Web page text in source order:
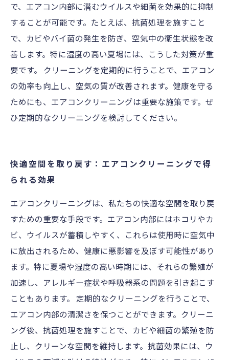
で、エアコン内部に潜むウイルスや細菌を効果的に抑制
することが可能です。たとえば、抗菌処理を施すこと
で、カビやバイ菌の発生を防ぎ、空気中の衛生状態を改
善します。特に湿度の高い夏場には、こうした対策が重
要です。 クリーニングを定期的に行うことで、エアコン
の効率も向上し、空気の質が改善されます。健康を守る
ためにも、エアコンクリーニングは重要な施策です。ぜ
ひ定期的なクリーニングを検討してください。
快適空間を取り戻す：エアコンクリーニングで得
られる効果
エアコンクリーニングは、私たちの快適な空間を取り戻
すための重要な手段です。エアコン内部にはホコリやカ
ビ、ウイルスが蓄積しやすく、これらは使用時に空気中
に放出されるため、健康に悪影響を及ぼす可能性があり
ます。特に夏場や湿度の高い時期には、それらの繁殖が
加速し、アレルギー症状や呼吸器系の問題を引き起こす
こともあります。 定期的なクリーニングを行うことで、
エアコン内部の清潔さを保つことができます。クリーニ
ング後、抗菌処理を施すことで、カビや細菌の繁殖を防
止し、クリーンな空間を維持します。抗菌効果には、ウ